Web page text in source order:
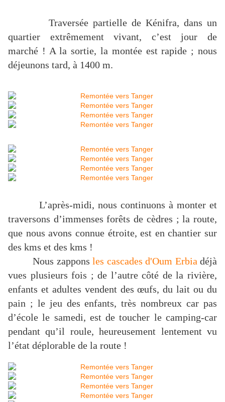
Traversée partielle de Kénifra, dans un
quartier extrêmement vivant, c’est jour de
marché ! A la sortie, la montée est rapide ; nous
déjeunons tard, à 1400 m.
L’après-midi, nous continuons à monter et
traversons d’immenses forêts de cèdres ; la route,
que nous avons connue étroite, est en chantier sur
des kms et des kms !
Nous zapponsles cascades d'Oum Erbia déjà
vues plusieurs fois ; de l’autre côté de la rivière,
enfants et adultes vendent des œufs, du lait ou du
pain ; le jeu des enfants, très nombreux car pas
d’école le samedi, est de toucher le camping-car
pendant qu’il roule, heureusement lentement vu
l’état déplorable de la route !